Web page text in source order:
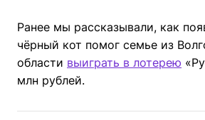
Ранее мы рассказывали, как
чёрный кот помог семье из
области выиграть в лотерею
млн рублей.